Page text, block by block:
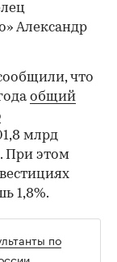
Александр
что
общий
млрд
При этом
1,8%.
по